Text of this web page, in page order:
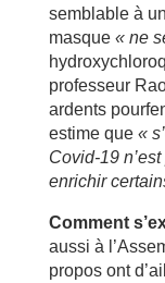
semblable à
masque « ne
professeur
ardents
estime que «
Covid-19
enrichir
Comment
aussi à
propos ont